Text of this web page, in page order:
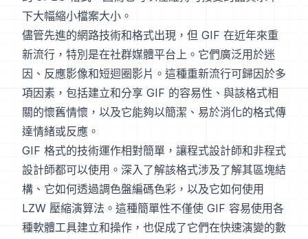
下大幅縮小檔案大小。
儘管先進的網路技術和格式出現，但 GIF 在近年來重
新流行，特別是在社群媒體平台上。它們廣泛用於迷
因、反應影像和短迴圈影片。這種重新流行可歸因於多
項因素，包括建立和分享 GIF 的容易性、與該格式相
關的懷舊情懷，以及它能夠以簡潔、易於消化的格式傳
達情緒或反應。
GIF 格式的技術運作相對簡單，讓程式設計師和非程式
設計師都可以使用。深入了解該格式涉及了解其區塊結
構、它如何透過調色盤編碼色彩，以及它如何使用
LZW 壓縮演算法。這種簡單性不僅使 GIF 容易使用各
種軟體工具建立和操作，也促成了它們在快速演變的數